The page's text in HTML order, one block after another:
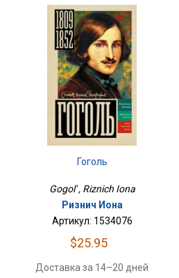
Гоголь
Gogol' , Riznich Iona
Ризнич Иона
Артикул: 1534076
$25.95
Доставка за 14–20 дней